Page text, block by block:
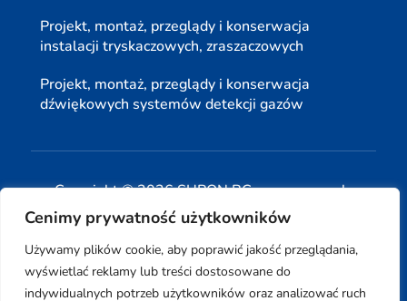
Cenimy prywatność użytkowników
Używamy plików cookie, aby poprawić jakość przeglądania,
wyświetlać reklamy lub treści dostosowane do
indywidualnych potrzeb użytkowników oraz analizować ruch
Projekt, montaż, przeglądy i konserwacja
instalacji tryskaczowych, zraszaczowych
Projekt, montaż, przeglądy i konserwacja
dźwiękowych systemów detekcji gazów
Copyright © 2026 SUPON BC sp, z o. o. sp. k.
| Realizacja: www.woh.group